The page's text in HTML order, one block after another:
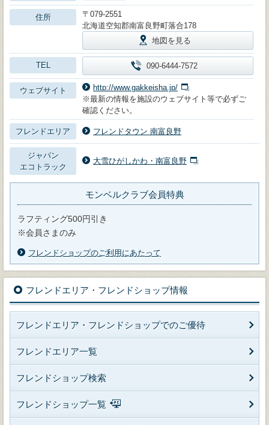
住所
〒079-2551
北海道空知郡南富良野町落合178
地図を見る
TEL 090-6444-7572
ウェブサイト
http://www.gakkeisha.jp/
※最新の情報を施設のウェブサイト等で必ずご
確認ください。
フレンドエリア フレンドタウン 南富良野
ジャパン
エコトラック
大雪ひがしかわ・南富良野
モンベルクラブ会員特典
ラフティング500円引き
※会員さまのみ
フレンドショップのご利用にあたって
フレンドエリア・フレンドショップ情報
フレンドエリア・フレンドショップでのご優待
フレンドエリア一覧
フレンドショップ検索
フレンドショップ一覧